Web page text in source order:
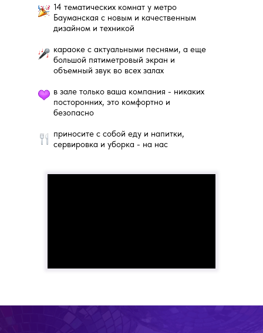
14 тематических комнат у метро
Бауманская с новым и качественным
дизайном и техникой
караоке с актуальными песнями, а еще
большой пятиметровый экран и
объемный звук во всех залах
в зале только ваша компания - никаких
посторонних, это комфортно и
безопасно
приносите с собой еду и напитки,
сервировка и уборка - на нас